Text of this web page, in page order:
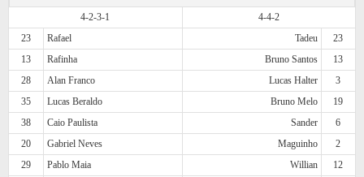
4-2-3-1
4-4-2
23
Rafael Tadeu
23
13
Rafinha Bruno Santos
13
28
Alan Franco Lucas Halter
3
35
Lucas Beraldo Bruno Melo
19
38
Caio Paulista Sander
6
20
Gabriel Neves Maguinho
2
29
Pablo Maia Willian
12